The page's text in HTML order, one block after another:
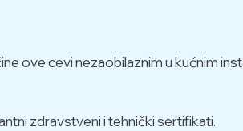
ove cevi nezaobilaznim u kućnim
zdravstveni i tehnički sertifikati.